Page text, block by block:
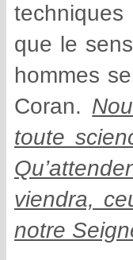
techniques
que le
hommes
Coran.
toute
viendra,
notre